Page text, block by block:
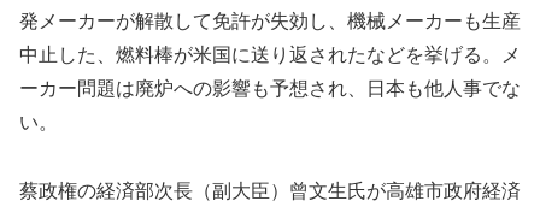
発メーカーが解散して免許が失効し、機械メーカーも生産
中止した、燃料棒が米国に送り返されたなどを挙げる。メ
ーカー問題は廃炉への影響も予想され、日本も他人事でな
い。
蔡政権の経済部次長（副大臣）曾文生氏が高雄市政府経済